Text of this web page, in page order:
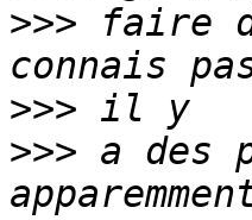
>>> faire
>>>
>>> a des